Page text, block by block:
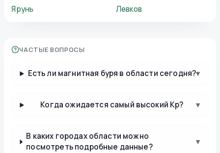
Ярунь
Левков
ЧАСТЫЕ ВОПРОСЫ
Есть ли магнитная буря в области сегодня?▾
Когда ожидается самый высокий Kp? ▾
В каких городах области можно
посмотреть подробные данные?
▾